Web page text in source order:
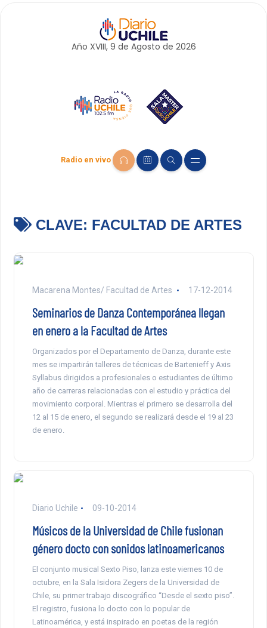
Año XVIII, 9 de Agosto de 2026
Radio en vivo
CLAVE: FACULTAD DE ARTES
Macarena Montes/ Facultad de Artes 17-12-2014
Seminarios de Danza Contemporánea llegan
en enero a la Facultad de Artes
Organizados por el Departamento de Danza, durante este
mes se impartirán talleres de técnicas de Bartenieff y Axis
Syllabus dirigidos a profesionales o estudiantes de último
año de carreras relacionadas con el estudio y práctica del
movimiento corporal. Mientras el primero se desarrolla del
12 al 15 de enero, el segundo se realizará desde el 19 al 23
de enero.
Diario Uchile 09-10-2014
Músicos de la Universidad de Chile fusionan
género docto con sonidos latinoamericanos
El conjunto musical Sexto Piso, lanza este viernes 10 de
octubre, en la Sala Isidora Zegers de la Universidad de
Chile, su primer trabajo discográfico “Desde el sexto piso”.
El registro, fusiona lo docto con lo popular de
Latinoamérica, y está inspirado en poetas de la región